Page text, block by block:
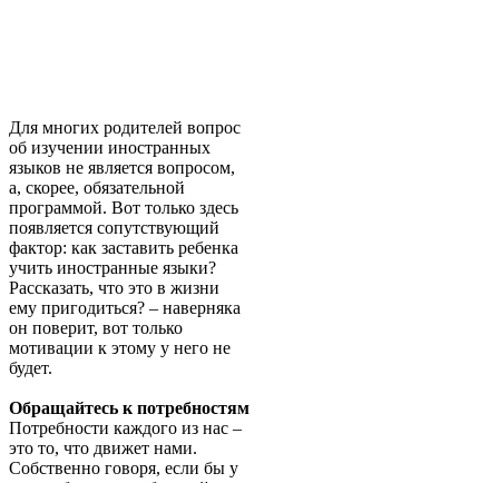
Для многих родителей вопрос
об изучении иностранных
языков не является вопросом,
а, скорее, обязательной
программой. Вот только здесь
появляется сопутствующий
фактор: как заставить ребенка
учить иностранные языки?
Рассказать, что это в жизни
ему пригодиться? – наверняка
он поверит, вот только
мотивации к этому у него не
будет.
Обращайтесь к потребностям
Потребности каждого из нас –
это то, что движет нами.
Собственно говоря, если бы у